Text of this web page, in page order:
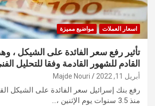
اسعار العملات مواضيع مميزة
تأثير رفع سعر الفائدة على الشيكل ،
القادم للشهور القادمة وفقا للتحليل
أبريل 11, 2022 Majde Nouri
رفع بنك إسرائيل سعر الفائدة على الشيكل
منذ 3.5 سنوات يوم الإثنين ،…